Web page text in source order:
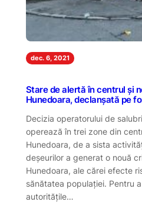
dec. 6, 2021
Stare de alertă în centrul și
Hunedoara, declanșată pe
Decizia operatorului de
operează în trei zone din
Hunedoara, de a sista
deșeurilor a generat o nouă
Hunedoara, ale cărei efecte
sănătatea populației. Pentru
autoritățile…